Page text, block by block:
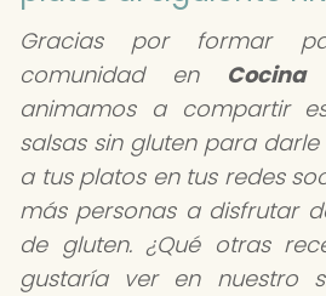
Gracias por formar
comunidad en
animamos a compartir
salsas sin gluten para
a tus platos en tus redes
más personas a disfrutar
de gluten. ¿Qué otras
gustaría ver en nuestro